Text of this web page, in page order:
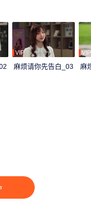
VIP
麻烦请你先告白_03
VIP
麻